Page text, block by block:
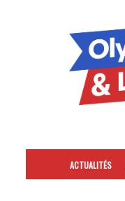
ACTUALITÉS